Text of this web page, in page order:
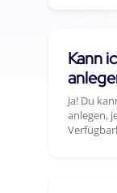
Kann
Ja! Du
anlegen,